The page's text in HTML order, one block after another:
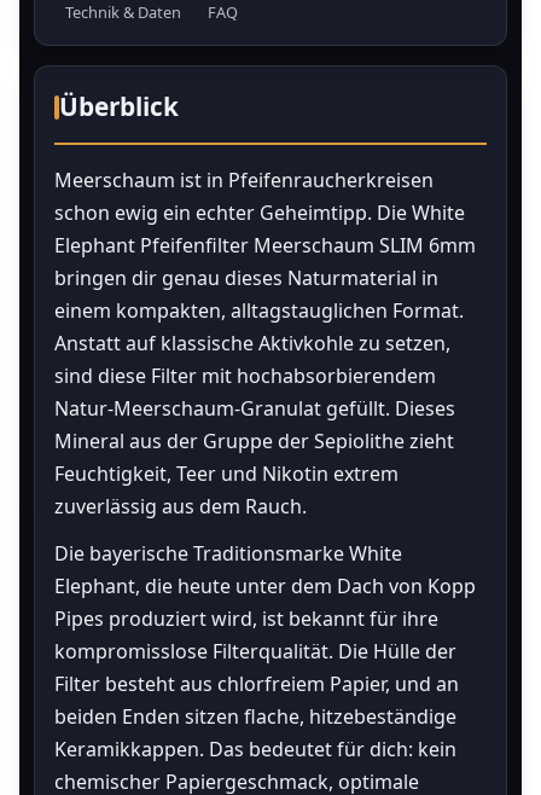
Technik & Daten
FAQ
Überblick
Meerschaum ist in Pfeifenraucherkreisen
schon ewig ein echter Geheimtipp. Die White
Elephant Pfeifenfilter Meerschaum SLIM 6mm
bringen dir genau dieses Naturmaterial in
einem kompakten, alltagstauglichen Format.
Anstatt auf klassische Aktivkohle zu setzen,
sind diese Filter mit hochabsorbierendem
Natur-Meerschaum-Granulat gefüllt. Dieses
Mineral aus der Gruppe der Sepiolithe zieht
Feuchtigkeit, Teer und Nikotin extrem
zuverlässig aus dem Rauch.
Die bayerische Traditionsmarke White
Elephant, die heute unter dem Dach von Kopp
Pipes produziert wird, ist bekannt für ihre
kompromisslose Filterqualität. Die Hülle der
Filter besteht aus chlorfreiem Papier, und an
beiden Enden sitzen flache, hitzebeständige
Keramikkappen. Das bedeutet für dich: kein
chemischer Papiergeschmack, optimale